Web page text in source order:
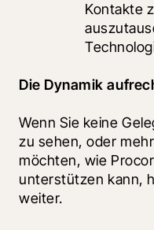
Kontakte
Die Dynamik
Wenn Sie keine
zu sehen, oder
möchten, wie
unterstützen kann,
weiter.